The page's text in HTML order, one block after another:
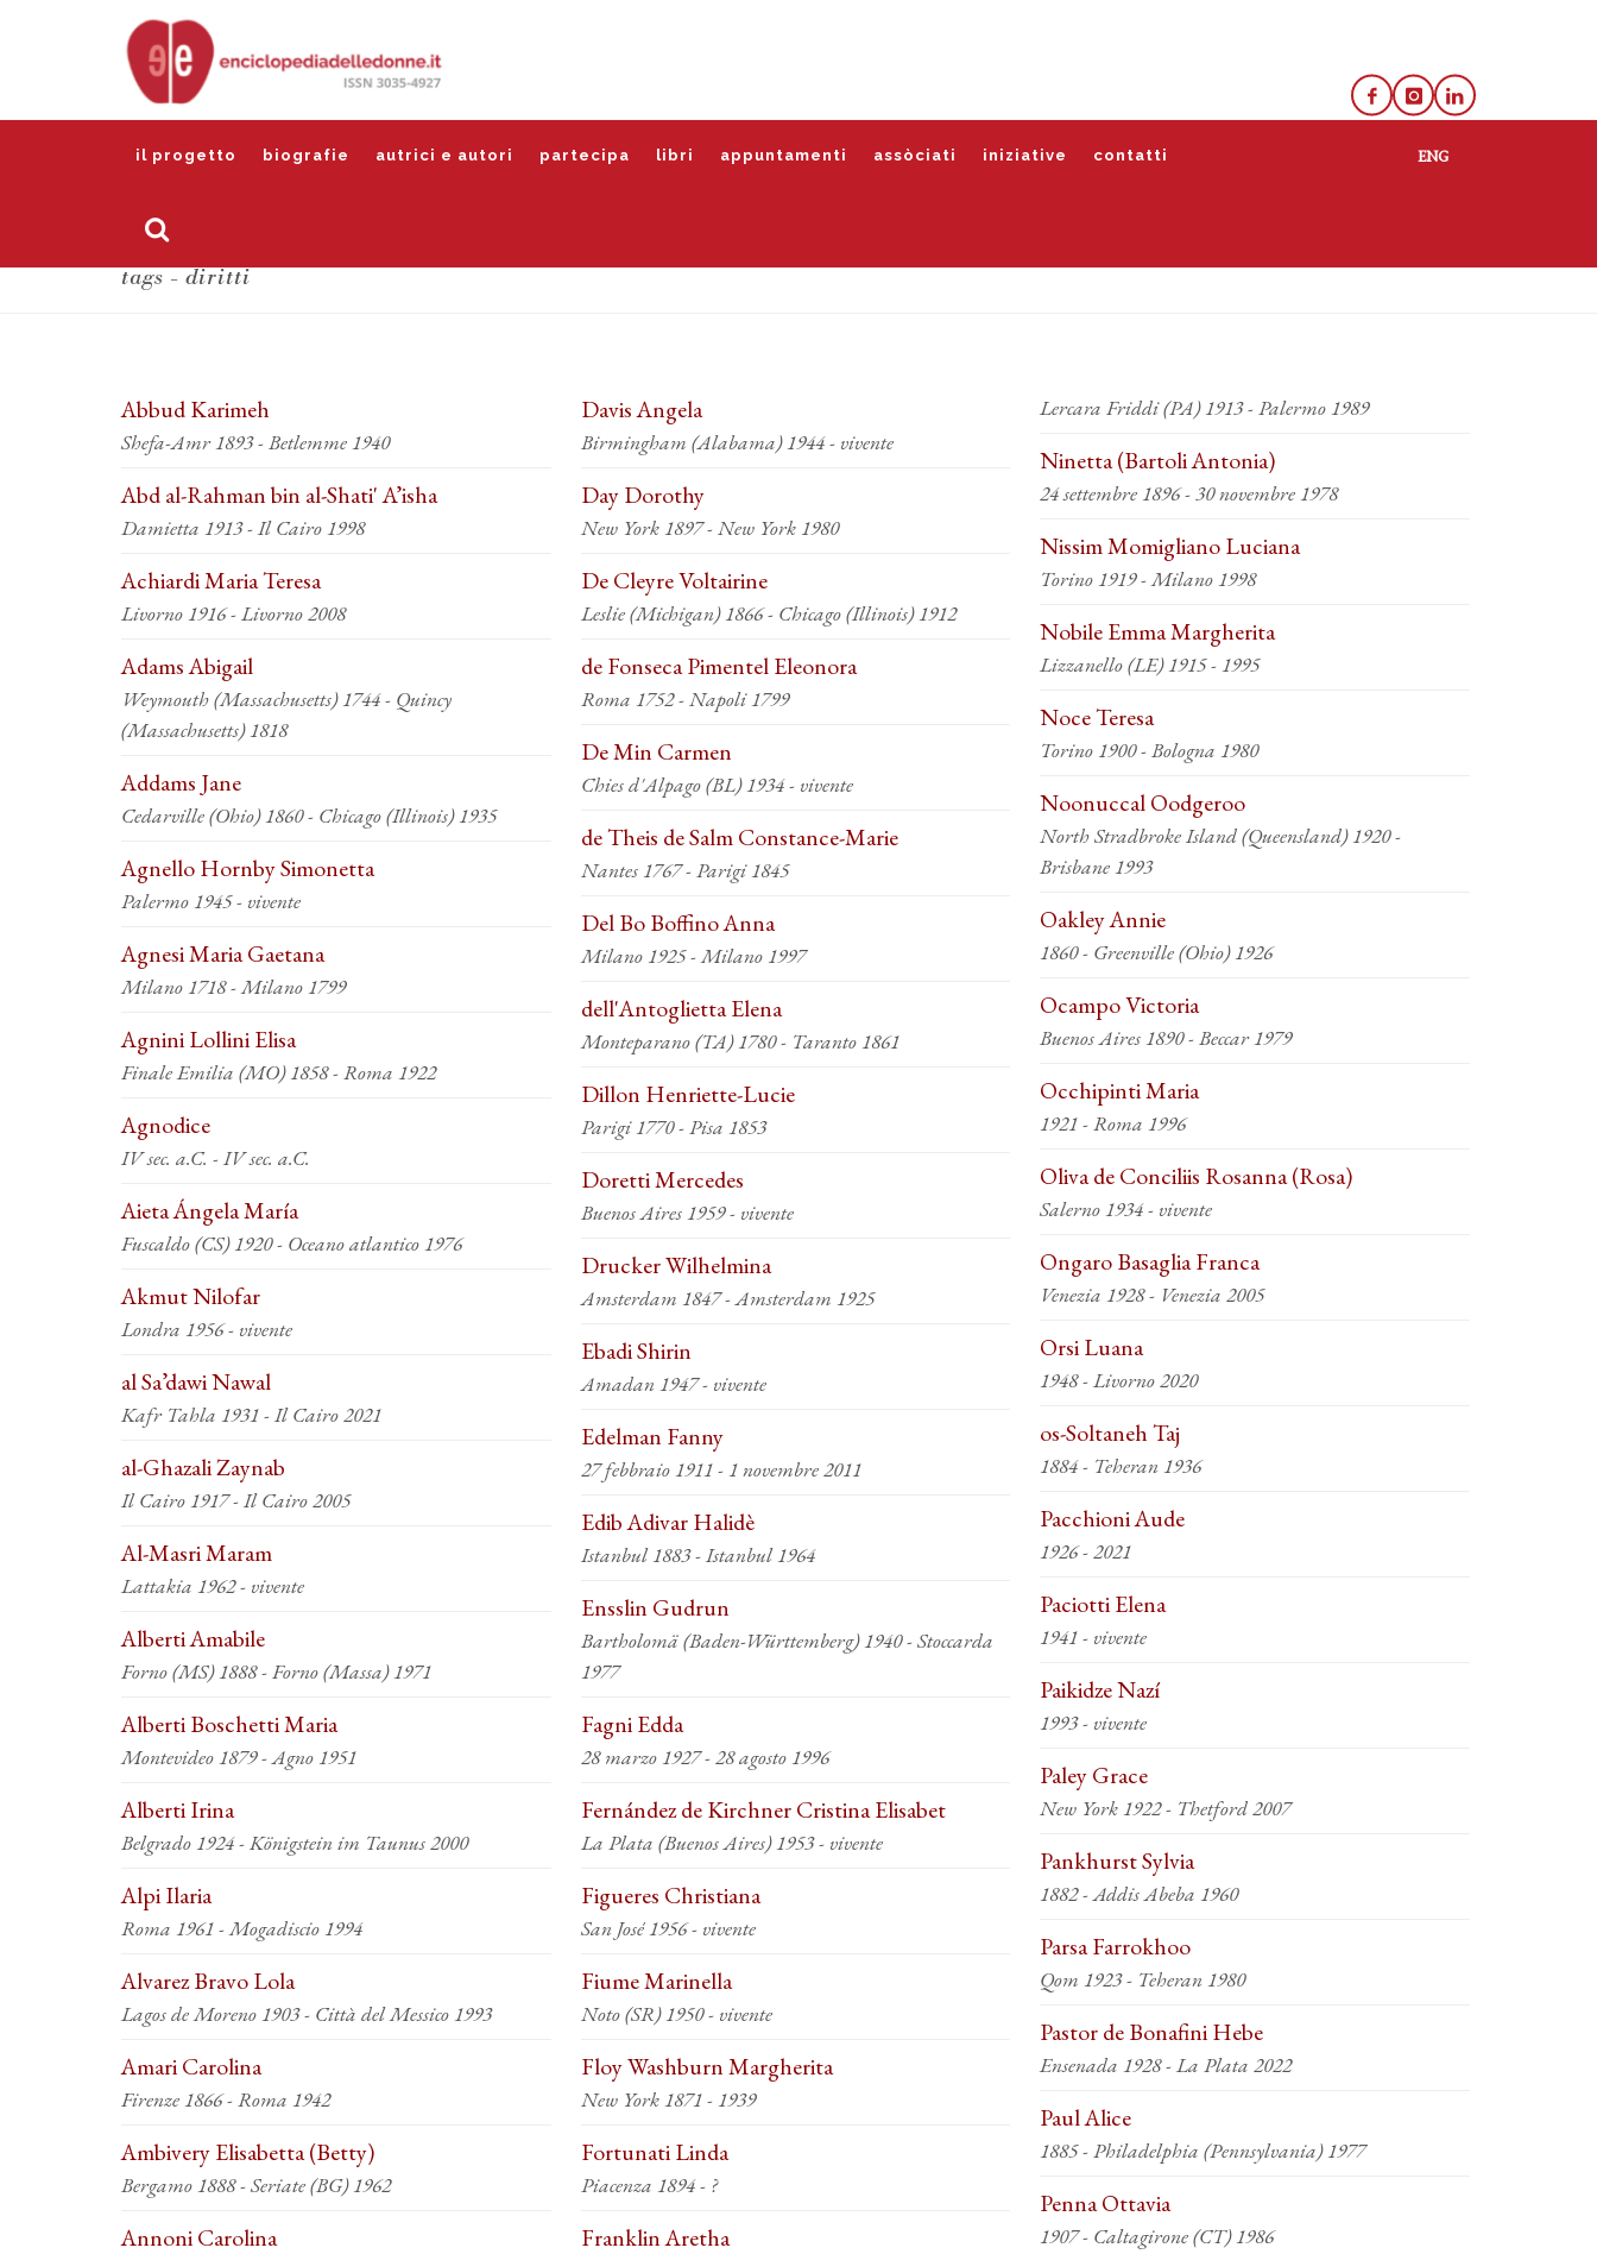
il progetto biografie autrici e autori partecipa libri appuntamenti assòciati iniziative contatti
tags - diritti
Abbud Karimeh
Shefa-Amr 1893 - Betlemme 1940
Abd al-Rahman bin al-Shati' A’isha
Damietta 1913 - Il Cairo 1998
Achiardi Maria Teresa
Livorno 1916 - Livorno 2008
Adams Abigail
Weymouth (Massachusetts) 1744 - Quincy
(Massachusetts) 1818
Addams Jane
Cedarville (Ohio) 1860 - Chicago (Illinois) 1935
Agnello Hornby Simonetta
Palermo 1945 - vivente
Agnesi Maria Gaetana
Milano 1718 - Milano 1799
Agnini Lollini Elisa
Finale Emilia (MO) 1858 - Roma 1922
Agnodice
IV sec. a.C. - IV sec. a.C.
Aieta Ángela María
Fuscaldo (CS) 1920 - Oceano atlantico 1976
Akmut Nilofar
Londra 1956 - vivente
al Sa’dawi Nawal
Kafr Tahla 1931 - Il Cairo 2021
al-Ghazali Zaynab
Il Cairo 1917 - Il Cairo 2005
Al-Masri Maram
Lattakia 1962 - vivente
Alberti Amabile
Forno (MS) 1888 - Forno (Massa) 1971
Alberti Boschetti Maria
Montevideo 1879 - Agno 1951
Alberti Irina
Belgrado 1924 - Königstein im Taunus 2000
Alpi Ilaria
Roma 1961 - Mogadiscio 1994
Alvarez Bravo Lola
Lagos de Moreno 1903 - Città del Messico 1993
Amari Carolina
Firenze 1866 - Roma 1942
Ambivery Elisabetta (Betty)
Bergamo 1888 - Seriate (BG) 1962
Annoni Carolina
Davis Angela
Birmingham (Alabama) 1944 - vivente
Day Dorothy
New York 1897 - New York 1980
De Cleyre Voltairine
Leslie (Michigan) 1866 - Chicago (Illinois) 1912
de Fonseca Pimentel Eleonora
Roma 1752 - Napoli 1799
De Min Carmen
Chies d'Alpago (BL) 1934 - vivente
de Theis de Salm Constance-Marie
Nantes 1767 - Parigi 1845
Del Bo Boffino Anna
Milano 1925 - Milano 1997
dell'Antoglietta Elena
Monteparano (TA) 1780 - Taranto 1861
Dillon Henriette-Lucie
Parigi 1770 - Pisa 1853
Doretti Mercedes
Buenos Aires 1959 - vivente
Drucker Wilhelmina
Amsterdam 1847 - Amsterdam 1925
Ebadi Shirin
Amadan 1947 - vivente
Edelman Fanny
27 febbraio 1911 - 1 novembre 2011
Edib Adivar Halidè
Istanbul 1883 - Istanbul 1964
Ensslin Gudrun
Bartholomä (Baden-Württemberg) 1940 - Stoccarda
1977
Fagni Edda
28 marzo 1927 - 28 agosto 1996
Fernández de Kirchner Cristina Elisabet
La Plata (Buenos Aires) 1953 - vivente
Figueres Christiana
San José 1956 - vivente
Fiume Marinella
Noto (SR) 1950 - vivente
Floy Washburn Margherita
New York 1871 - 1939
Fortunati Linda
Piacenza 1894 - ?
Franklin Aretha
Lercara Friddi (PA) 1913 - Palermo 1989
Ninetta (Bartoli Antonia)
24 settembre 1896 - 30 novembre 1978
Nissim Momigliano Luciana
Torino 1919 - Milano 1998
Nobile Emma Margherita
Lizzanello (LE) 1915 - 1995
Noce Teresa
Torino 1900 - Bologna 1980
Noonuccal Oodgeroo
North Stradbroke Island (Queensland) 1920 -
Brisbane 1993
Oakley Annie
1860 - Greenville (Ohio) 1926
Ocampo Victoria
Buenos Aires 1890 - Beccar 1979
Occhipinti Maria
1921 - Roma 1996
Oliva de Conciliis Rosanna (Rosa)
Salerno 1934 - vivente
Ongaro Basaglia Franca
Venezia 1928 - Venezia 2005
Orsi Luana
1948 - Livorno 2020
os-Soltaneh Taj
1884 - Teheran 1936
Pacchioni Aude
1926 - 2021
Paciotti Elena
1941 - vivente
Paikidze Nazí
1993 - vivente
Paley Grace
New York 1922 - Thetford 2007
Pankhurst Sylvia
1882 - Addis Abeba 1960
Parsa Farrokhoo
Qom 1923 - Teheran 1980
Pastor de Bonafini Hebe
Ensenada 1928 - La Plata 2022
Paul Alice
1885 - Philadelphia (Pennsylvania) 1977
Penna Ottavia
1907 - Caltagirone (CT) 1986